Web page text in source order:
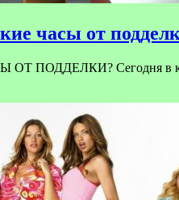
часы от
Сегодня в каждом